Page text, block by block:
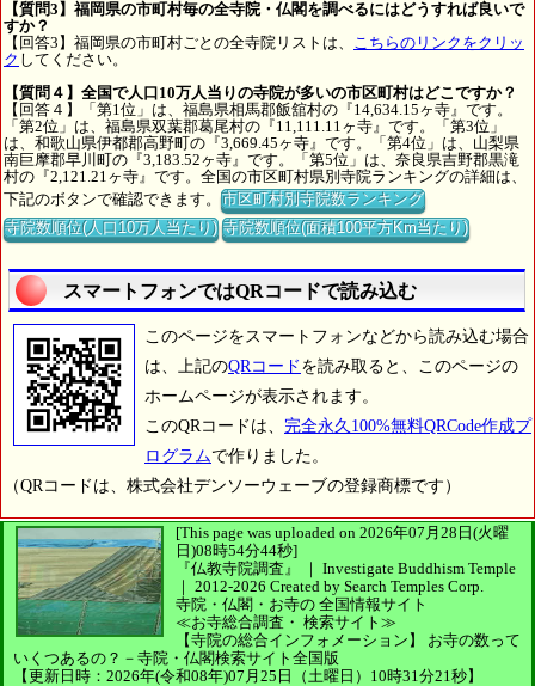
【質問3】福岡県の市町村毎の全寺院・仏閣を調べるにはどうすれば良いで
すか？
【回答3】福岡県の市町村ごとの全寺院リストは、
こちらのリンクをクリッ
ク してください。
【質問４】全国で人口10万人当りの寺院が多いの市区町村はどこですか？
【回答４】「第1位」は、福島県相馬郡飯舘村の『14,634.15ヶ寺』です。
「第2位」は、福島県双葉郡葛尾村の『11,111.11ヶ寺』です。「第3位」
は、和歌山県伊都郡高野町の『3,669.45ヶ寺』です。「第4位」は、山梨県
南巨摩郡早川町の『3,183.52ヶ寺』です。「第5位」は、奈良県吉野郡黒滝
村の『2,121.21ヶ寺』です。全国の市区町村県別寺院ランキングの詳細は、
下記のボタンで確認できます。市区町村別寺院数ランキング
寺院数順位(人口10万人当たり) 寺院数順位(面積100平方Km当たり)
スマートフォンではQRコードで読み込む
このページをスマートフォンなどから読み込む場合
は、上記のQRコード を読み取ると、このページの
ホームページが表示されます。
このQRコードは、 完全永久100%無料QRCode作成プ
ログラムで作りました。
（QRコードは、株式会社デンソーウェーブの登録商標です）
[This page was uploaded on 2026年07月28日(火曜
日)08時54分44秒]
『仏教寺院調査』 ｜ Investigate Buddhism Temple
｜ 2012-2026 Created by Search Temples Corp.
寺院・仏閣・お寺の 全国情報サイト
≪お寺総合調査・ 検索サイト≫
【寺院の総合インフォメーション】
お寺の数って
いくつあるの？－寺院・仏閣検索サイト全国版
【更新日時：2026年(令和08年)07月25日（土曜日）10時31分21秒】